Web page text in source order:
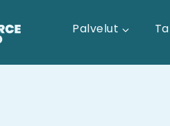
Palvelut